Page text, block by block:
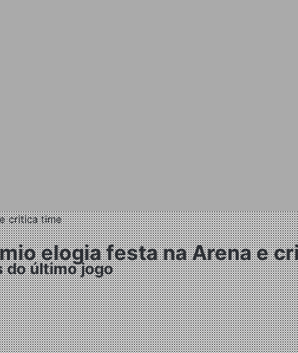
critica time
elogia festa na Arena e
do último jogo